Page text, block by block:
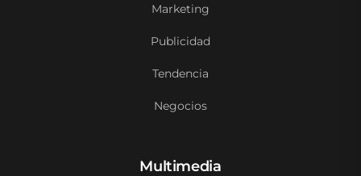
Marketing
Publicidad
Tendencia
Negocios
Multimedia